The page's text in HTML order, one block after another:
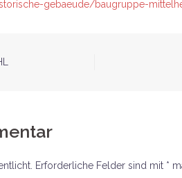
gebaeude/baugruppe-
Erforderliche Felder sind mit *